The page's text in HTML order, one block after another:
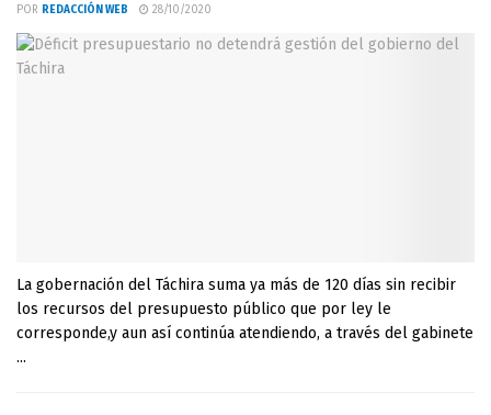
POR REDACCIÓN WEB 28/10/2020
La gobernación del Táchira suma ya más de 120 días sin recibir
los recursos del presupuesto público que por ley le
corresponde,y aun así continúa atendiendo, a través del gabinete
...